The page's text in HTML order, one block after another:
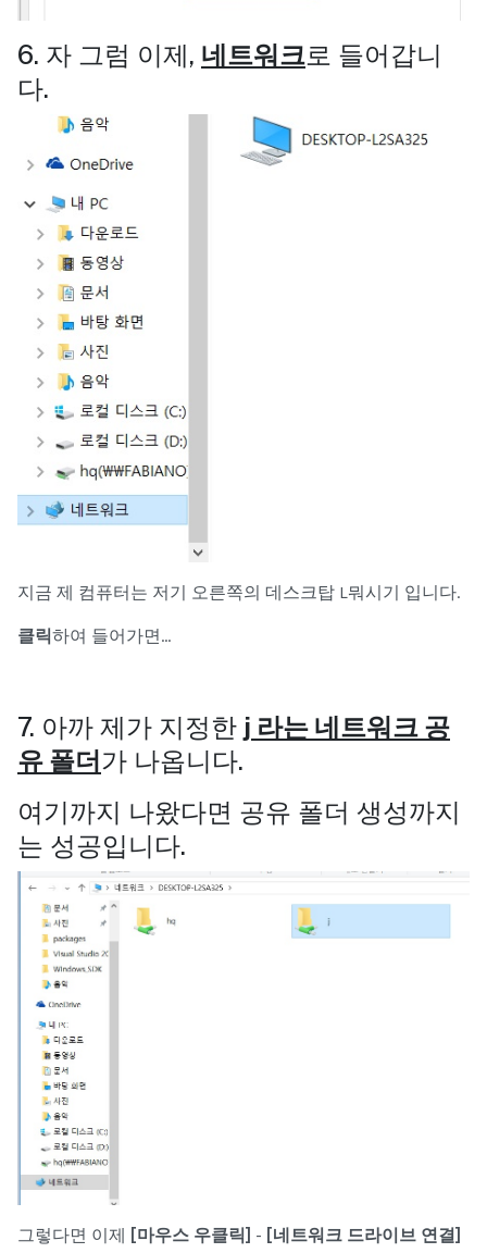
6. 자 그럼 이제, 네트워크로 들어갑니
다.
지금 제 컴퓨터는 저기 오른쪽의 데스크탑 L뭐시기 입니다.
클릭하여 들어가면...
7. 아까 제가 지정한 j 라는 네트워크 공
유 폴더 가 나옵니다.
여기까지 나왔다면 공유 폴더 생성까지
는 성공입니다.
그렇다면 이제 [마우스 우클릭] - [네트워크 드라이브 연결]